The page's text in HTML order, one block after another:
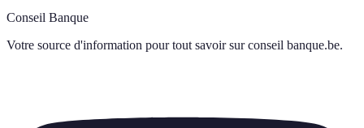
Conseil Banque
Votre source d'information pour tout savoir sur conseil banque.be.